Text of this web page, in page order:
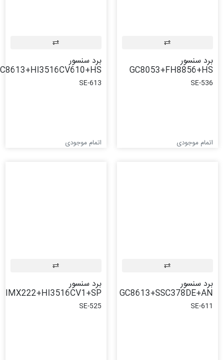
برد سنسور
GC8053+FH8856+HS
SE-536
اتمام موجودی
برد سنسور
GC8613+HI3516CV610+HS
SE-613
اتمام موجودی
برد سنسور
GC8613+SSC378DE+AN
SE-611
برد سنسور
IMX222+HI3516CV1+SP
SE-525